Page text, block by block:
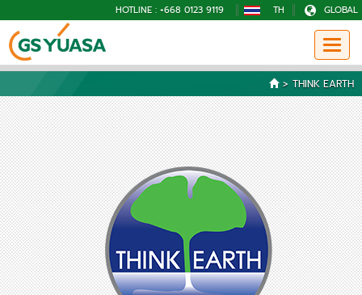
HOTLINE : +668 0123 9119 TH GLOBAL
> THINK EARTH